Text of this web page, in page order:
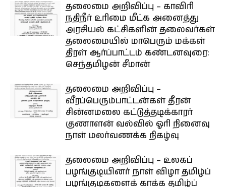
தலைமை அறிவிப்பு – காவிரி
நதிநீர் உரிமை மீட்க அனைத்து
அரசியல் கட்சிகளின் தலைவர்கள்
தலைமையில் மாபெரும் மக்கள்
திரள் ஆர்ப்பாட்டம் கண்டனவுரை:
செந்தமிழன் சீமான்
தலைமை அறிவிப்பு –
வீரப்பெரும்பாட்டன்கள் தீரன்
சின்னமலை கட்டுத்தடிக்காரர்
குணாளன் வல்வில் ஓரி நினைவு
நாள் மலர்வணக்க நிகழ்வு
தலைமை அறிவிப்பு – உலகப்
பழங்குடியினர் நாள் விழா தமிழ்ப்
பழங்குடிகளைக் காக்க தமிழ்ப்